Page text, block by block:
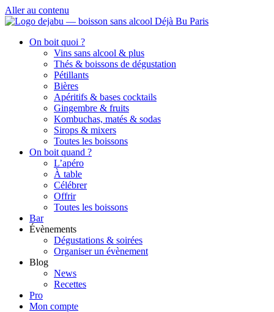
Aller au contenu
On boit quoi ?
Vins sans alcool & plus
Thés & boissons de dégustation
Pétillants
Bières
Apéritifs & bases cocktails
Gingembre & fruits
Kombuchas, matés & sodas
Sirops & mixers
Toutes les boissons
On boit quand ?
L’apéro
À table
Célébrer
Offrir
Toutes les boissons
Bar
Évènements
Dégustations & soirées
Organiser un évènement
Blog
News
Recettes
Pro
Mon compte